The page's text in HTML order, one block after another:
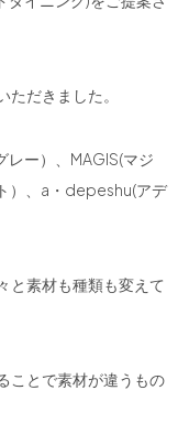
だきました。
レー）、MAGIS(マジ
）、a・depeshu(アデ
と素材も種類も変えて
ことで素材が違うもの